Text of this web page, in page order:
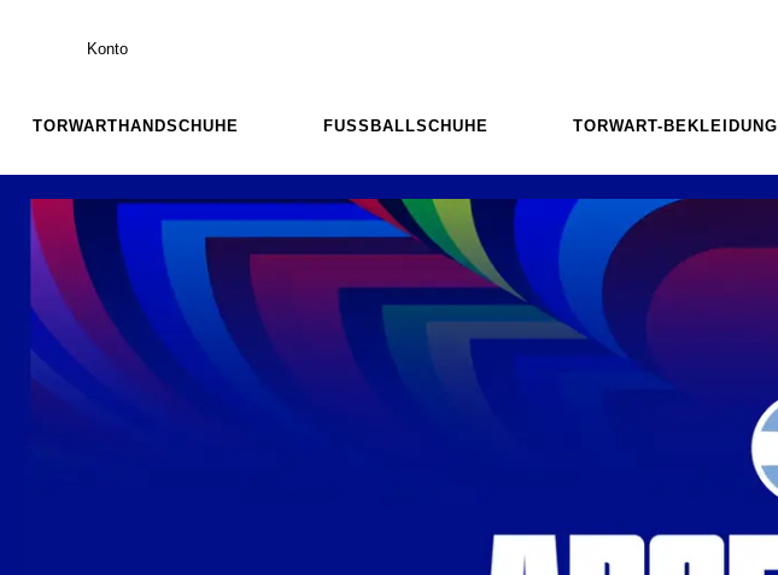
Konto
TORWARTHANDSCHUHE FUSSBALLSCHUHE TORWART-BEKLEIDUNG